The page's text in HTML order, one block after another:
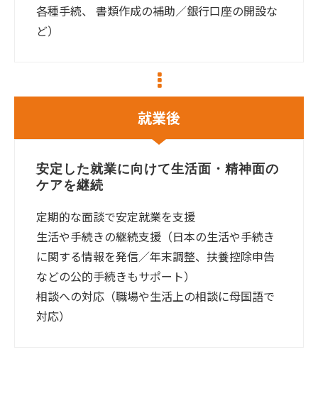
各種手続、 書類作成の補助／銀行口座の開設な
ど）
就業後
安定した就業に向けて生活面・精神面の
ケアを継続
定期的な面談で安定就業を支援
生活や手続きの継続支援（日本の生活や手続き
に関する情報を発信／年末調整、扶養控除申告
などの公的手続きもサポート）
相談への対応（職場や生活上の相談に母国語で
対応）